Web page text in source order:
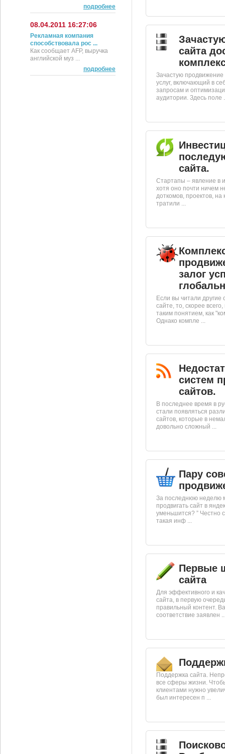
подробнее
08.04.2011 16:27:06
Рекламная компания
способствовала рос ...
Как сообщает AFP, выручка
английской муз ...
подробнее
сайта
Зачастую продвижение
услуг, включающий в
запросам и
аудитории. Здесь поле
сайта.
Стартапы – явление в
хотя оно почти ничем
доткомов, проектов, на
тратили ...
залог
Если вы читали
сайте, то, скорее
таким понятием, как
Однако компле ...
систем
сайтов.
В последнее время в
стали появляться
сайтов, которые в
довольно сложный ...
Пару
За последнюю неделю
продвигать сайт в
уменьшится? ” Честно
такая инф ...
Первые
сайта
Для эффективного и
сайта, в первую
правильный контент.
соответствие заявлен
Поддержка сайта.
все сферы жизни.
клиентами нужно
был интересен п ...